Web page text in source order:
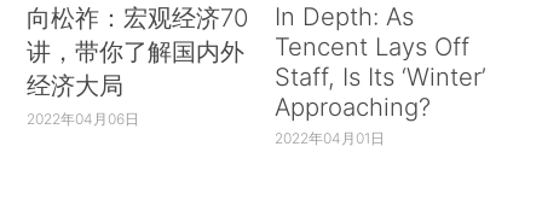
向松祚：宏观经济70
讲，带你了解国内外
经济大局
2022年04月06日
In Depth: As
Tencent Lays Off
Staff, Is Its ‘Winter’
Approaching?
2022年04月01日